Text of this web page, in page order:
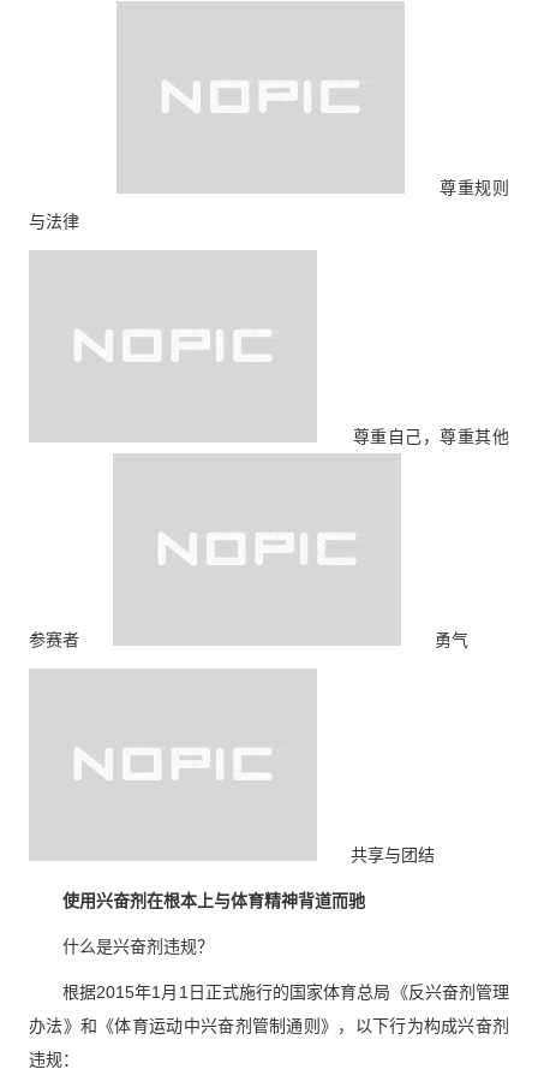
尊重规则
与法律
尊重自己，尊重其他
参赛者 勇气
共享与团结
使用兴奋剂在根本上与体育精神背道而驰
什么是兴奋剂违规？
根据2015年1月1日正式施行的国家体育总局《反兴奋剂管理
办法》和《体育运动中兴奋剂管制通则》，以下行为构成兴奋剂
违规：